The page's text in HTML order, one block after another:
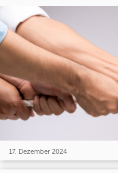
17. Dezember 2024